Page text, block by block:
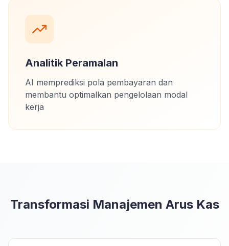
Analitik Peramalan
AI memprediksi pola pembayaran dan
membantu optimalkan pengelolaan modal
kerja
Transformasi Manajemen Arus Kas